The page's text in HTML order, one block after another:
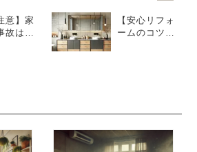
意】家
故は交
対策を
【安心リフォ
ームのコツ】